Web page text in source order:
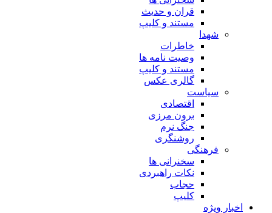
قران و حدیث
مستند و کلیپ
شهدا
خاطرات
وصیت نامه ها
مستند و کلیپ
گالری عکس
سیاست
اقتصادی
برون مرزی
جنگ نرم
روشنگری
فرهنگی
سخنرانی ها
نکات راهبردی
حجاب
کلیپ
اخبار ویژه